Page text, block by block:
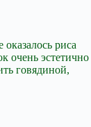
риса
очень эстетично
говядиной,